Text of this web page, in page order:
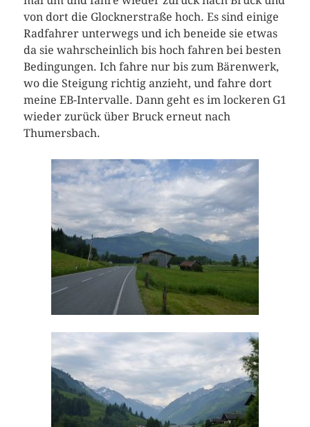
von dort die Glocknerstraße hoch. Es sind einige
Radfahrer unterwegs und ich beneide sie etwas
da sie wahrscheinlich bis hoch fahren bei besten
Bedingungen. Ich fahre nur bis zum Bärenwerk,
wo die Steigung richtig anzieht, und fahre dort
meine EB-Intervalle. Dann geht es im lockeren G1
wieder zurück über Bruck erneut nach
Thumersbach.